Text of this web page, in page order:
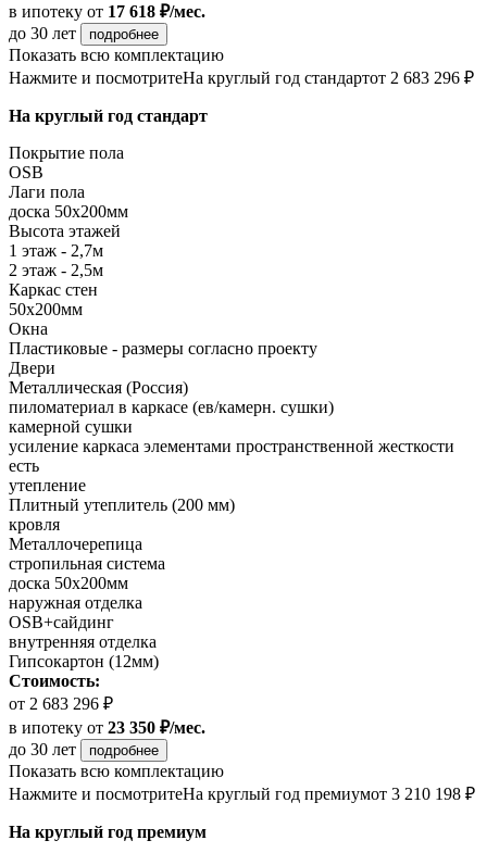
в ипотеку от 17 618 ₽/мес.
до 30 лет
подробнее
Показать всю комплектацию
Нажмите и посмотритеНа круглый год стандартот 2 683 296 ₽
На круглый год стандарт
Покрытие пола
OSB
Лаги пола
доска 50х200мм
Высота этажей
1 этаж - 2,7м
2 этаж - 2,5м
Каркас стен
50х200мм
Окна
Пластиковые - размеры согласно проекту
Двери
Металлическая (Россия)
пиломатериал в каркасе (ев/камерн. сушки)
камерной сушки
усиление каркаса элементами пространственной жесткости
есть
утепление
Плитный утеплитель (200 мм)
кровля
Металлочерепица
стропильная система
доска 50х200мм
наружная отделка
OSB+сайдинг
внутренняя отделка
Гипсокартон (12мм)
Стоимость:
от 2 683 296 ₽
в ипотеку от 23 350 ₽/мес.
до 30 лет
подробнее
Показать всю комплектацию
Нажмите и посмотритеНа круглый год премиумот 3 210 198 ₽
На круглый год премиум